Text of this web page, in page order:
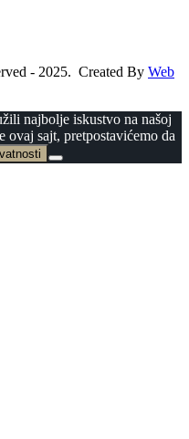
- 2025. Created By Web
najbolje iskustvo na našoj
ovaj sajt, pretpostavićemo da